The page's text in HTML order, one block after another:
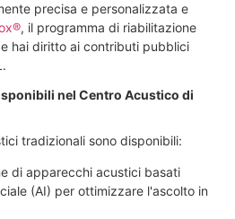
precisa e personalizzata e
, il programma di riabilitazione
e hai diritto ai contributi pubblici
nel Centro Acustico di
tradizionali sono disponibili:
di apparecchi acustici basati
(AI) per ottimizzare l'ascolto in